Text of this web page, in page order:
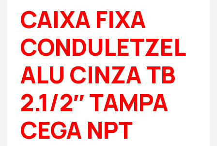
CAIXA FIXA
CONDULETZEL
ALU CINZA TB
2.1/2″ TAMPA
CEGA NPT